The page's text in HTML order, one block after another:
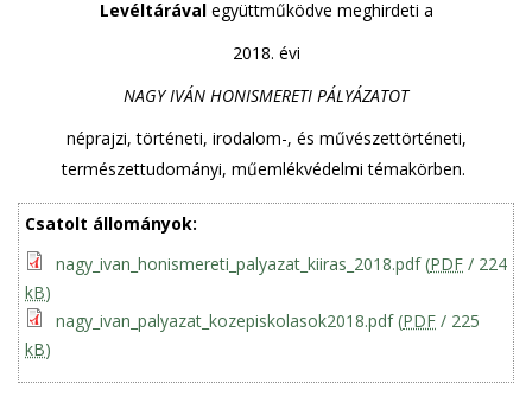
Levéltárávalegyüttműködve meghirdeti a
2018. évi
NAGY IVÁN HONISMERETI PÁLYÁZATOT
néprajzi, történeti, irodalom-, és művészettörténeti,
természettudományi, műemlékvédelmi témakörben.
Csatolt állományok:
nagy_ivan_honismereti_palyazat_kiiras_2018.pdf(PDF / 224
kB)
nagy_ivan_palyazat_kozepiskolasok2018.pdf(PDF / 225
kB)